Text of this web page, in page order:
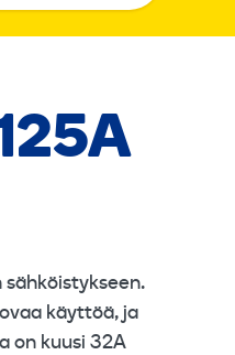
käyttöä, ja
on kuusi 32A